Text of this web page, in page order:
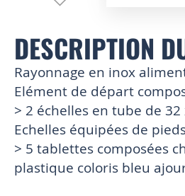
the
beginning
of
the
images
gallery
DESCRIPTION
Rayonnage en inox
Elément de départ
> 2 échelles en tube de
Echelles équipées de
> 5 tablettes composées
plastique coloris bleu